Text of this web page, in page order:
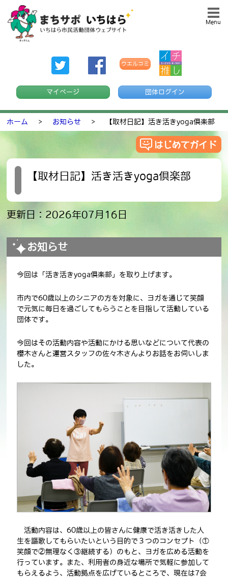
マイページ 団体ログイン
ウエルコミ
Menu
ホーム > お知らせ > 【取材日記】活き活きyoga倶楽部
【取材日記】活き活きyoga倶楽部
更新日：2026年07月16日
お知らせ
今回は「活き活きyoga倶楽部」を取り上げます。
市内で60歳以上のシニアの方を対象に、 ヨガを通じて笑顔
で元気に毎日を過ごしてもらうことを目指して活動している
団体です。
今回はその活動内容や活動にかける思いなどについて代表の
櫻木さんと運営スタッフの佐々木さんよりお話をお伺いしま
した。
活動内容は、60歳以上の皆さんに健康で活き活きした人
生を謳歌してもらいたいという目的で３つのコンセプト（①
笑顔で②無理なく③継続する）のもと、ヨガを広める活動を
行っています。また、利用者の身近な場所で気軽に参加して
もらえるよう、活動拠点を広げているところで、現在は7会